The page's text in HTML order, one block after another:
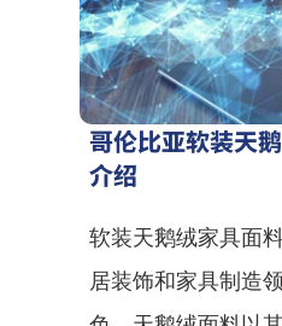
哥伦比亚软装天
介绍
软装天鹅绒家具面
居装饰和家具制造